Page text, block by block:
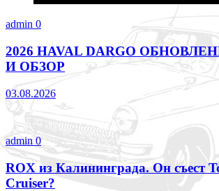
admin 0
2026 HAVAL DARGO
И ОБЗОР
03.08.2026
admin0
ROX из Калининграда. Он съест
Cruiser?